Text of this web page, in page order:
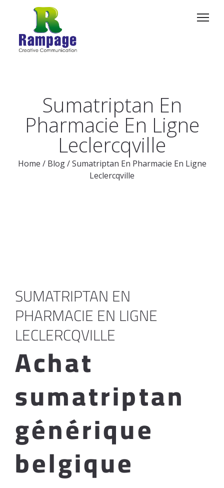
Sumatriptan En
Pharmacie En Ligne
Leclercqville
Home / Blog /Sumatriptan En Pharmacie En Ligne
Leclercqville
SUMATRIPTAN EN
PHARMACIE EN LIGNE
LECLERCQVILLE
Achat
sumatriptan
générique
belgique